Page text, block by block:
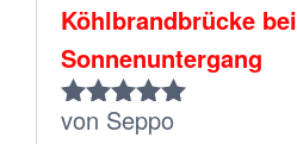
Köhlbrandbrücke bei
Sonnenuntergang
Bewertet
von Seppo